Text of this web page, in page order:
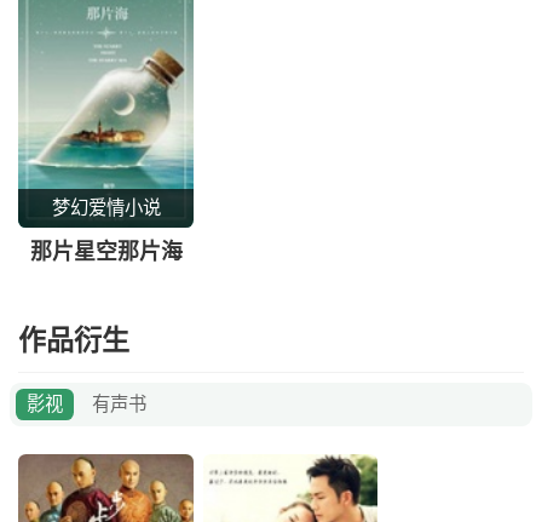
梦幻爱情小说
那片星空那片海
作品衍生
影视 有声书